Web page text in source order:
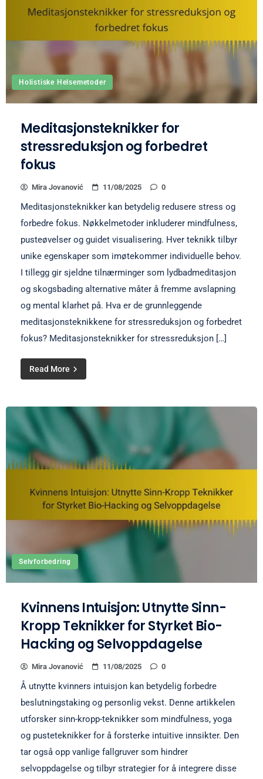
Holistiske Helsemetoder
Meditasjonsteknikker for
stressreduksjon og forbedret
fokus
Mira Jovanović 11/08/2025 0
Meditasjonsteknikker kan betydelig redusere stress og
forbedre fokus. Nøkkelmetoder inkluderer mindfulness,
pusteøvelser og guidet visualisering. Hver teknikk tilbyr
unike egenskaper som imøtekommer individuelle behov.
I tillegg gir sjeldne tilnærminger som lydbadmeditasjon
og skogsbading alternative måter å fremme avslapning
og mental klarhet på. Hva er de grunnleggende
meditasjonsteknikkene for stressreduksjon og forbedret
fokus? Meditasjonsteknikker for stressreduksjon […]
Read More
Selvforbedring
Kvinnens Intuisjon: Utnytte Sinn-
Kropp Teknikker for Styrket Bio-
Hacking og Selvoppdagelse
Mira Jovanović 11/08/2025 0
Å utnytte kvinners intuisjon kan betydelig forbedre
beslutningstaking og personlig vekst. Denne artikkelen
utforsker sinn-kropp-teknikker som mindfulness, yoga
og pusteteknikker for å forsterke intuitive innsikter. Den
tar også opp vanlige fallgruver som hindrer
selvoppdagelse og tilbyr strategier for å integrere disse